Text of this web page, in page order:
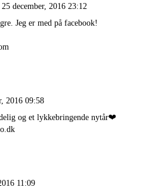
25 december, 2016 23:12
Jeg er med på facebook!
2016 09:58
og et lykkebringende nytår❤
11:09